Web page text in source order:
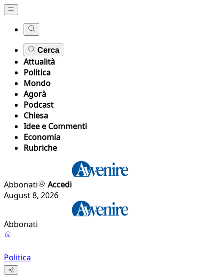
Cerca
Attualità
Politica
Mondo
Agorà
Podcast
Chiesa
Idee e Commenti
Economia
Rubriche
Abbonati
Accedi
August 8, 2026
Abbonati
Politica